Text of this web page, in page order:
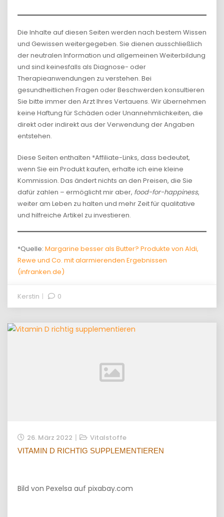
Die Inhalte auf diesen Seiten werden nach bestem Wissen
und Gewissen weitergegeben. Sie dienen ausschließlich
der neutralen Information und allgemeinen Weiterbildung
und sind keinesfalls als Diagnose- oder
Therapieanwendungen zu verstehen. Bei
gesundheitlichen Fragen oder Beschwerden konsultieren
Sie bitte immer den Arzt Ihres Vertauens. Wir übernehmen
keine Haftung für Schäden oder Unannehmlichkeiten, die
direkt oder indirekt aus der Verwendung der Angaben
entstehen.
Diese Seiten enthalten *Affiliate-Links, dass bedeutet,
wenn Sie ein Produkt kaufen, erhalte ich eine kleine
Kommission. Das ändert nichts an den Preisen, die Sie
dafür zahlen – ermöglicht mir aber, food-for-happiness,
weiter am Leben zu halten und mehr Zeit für qualitative
und hilfreiche Artikel zu investieren.
*Quelle: Margarine besser als Butter? Produkte von Aldi,
Rewe und Co. mit alarmierenden Ergebnissen
(infranken.de)
Kerstin 0
26. März 2022 Vitalstoffe
VITAMIN D RICHTIG SUPPLEMENTIEREN
Bild von Pexelsa auf pixabay.com